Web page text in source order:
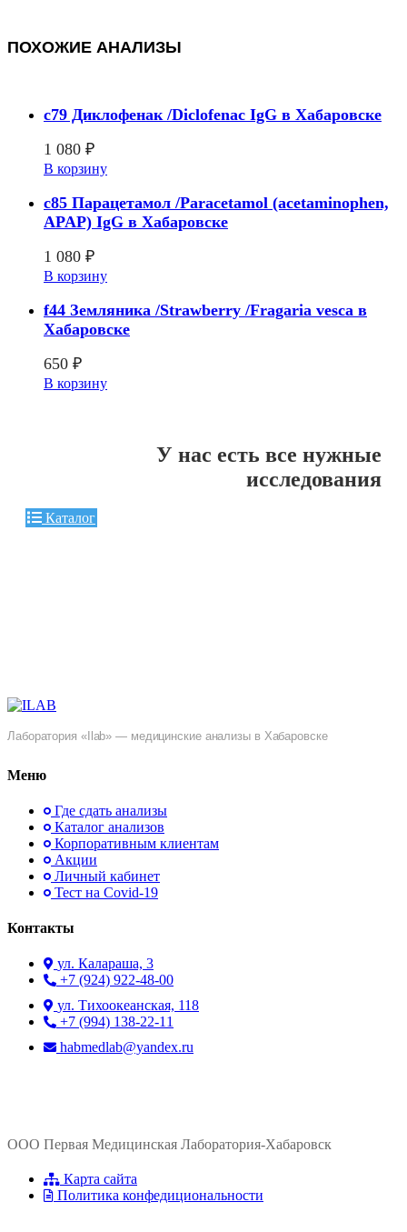
ПОХОЖИЕ АНАЛИЗЫ
c79 Диклофенак /Diclofenac IgG в Хабаровске
1 080 ₽
В корзину
c85 Парацетамол /Paracetamol (acetaminophen,
APAP) IgG в Хабаровске
1 080 ₽
В корзину
f44 Земляника /Strawberry /Fragaria vesca в
Хабаровске
650 ₽
В корзину
У нас есть все нужные
исследования
Каталог
Лаборатория «Ilab» — медицинские анализы в Хабаровске
Меню
Где сдать анализы
Каталог анализов
Корпоративным клиентам
Акции
Личный кабинет
Тест на Covid-19
Контакты
ул. ​Калараша, 3
+7 (924) 922-48-00
ул. ​Тихоокеанская, 118
+7 (994) 138-22-11
habmedlab@yandex.ru
ООО Первая Медицинская Лаборатория-Хабаровск
Карта сайта
Политика конфедициональности